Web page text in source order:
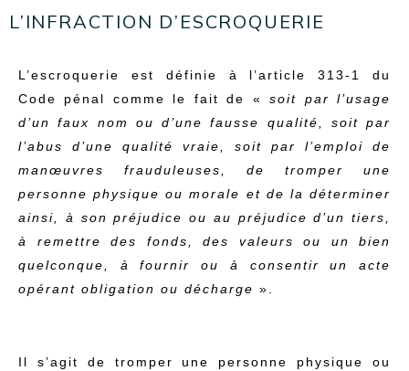
L’INFRACTION D’ESCROQUERIE
L’escroquerie est définie à l’article 313-1 du
Code pénal comme le fait de «soit par l’usage
d’un faux nom ou d’une fausse qualité, soit par
l’abus d’une qualité vraie, soit par l’emploi de
manœuvres frauduleuses, de tromper une
personne physique ou morale et de la déterminer
ainsi, à son préjudice ou au préjudice d’un tiers,
à remettre des fonds, des valeurs ou un bien
quelconque, à fournir ou à consentir un acte
opérant obligation ou décharge ».
Il s’agit de tromper une personne physique ou